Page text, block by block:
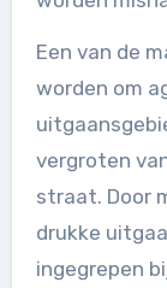
Een van de
worden om
vergroten
straat. Door
drukke
ingegrepen